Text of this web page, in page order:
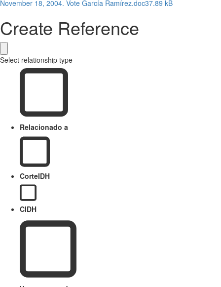
November 18, 2004. Vote García Ramírez.doc37.89 kB
Create Reference
Select relationship type
Relacionado a
CorteIDH
CIDH